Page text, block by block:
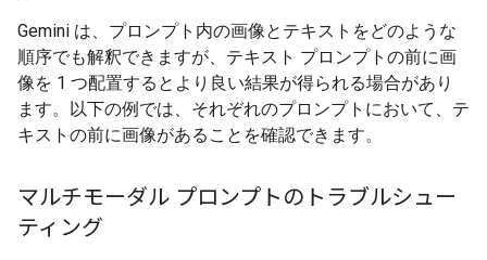
Gemini は、プロンプト内の画像とテキストをどのような
順序でも解釈できますが、テキスト プロンプトの前に画
像を 1 つ配置するとより良い結果が得られる場合があり
ます。以下の例では、それぞれのプロンプトにおいて、テ
キストの前に画像があることを確認できます。
マルチモーダル プロンプトのトラブルシュー
ティング